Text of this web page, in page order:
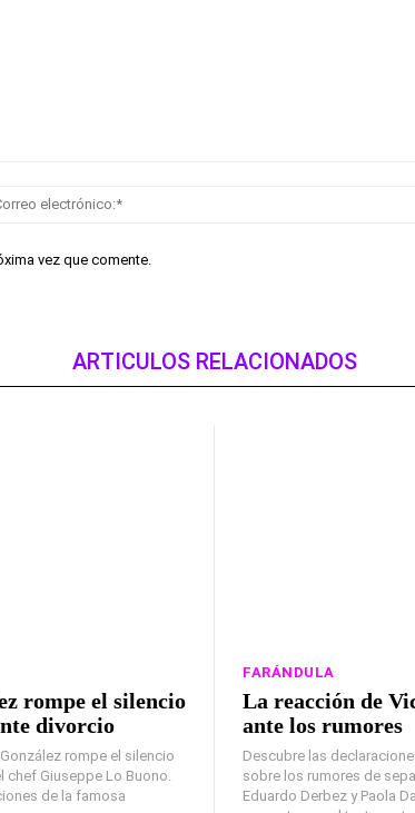
vez que comente.
ARTICULOS RELACIONADOS
rompe el silencio
divorcio
rompe el silencio
chef Giuseppe Lo Buono.
de la famosa
FARÁNDULA
La reacción de
ante los rumores
Descubre las
sobre los rumores de
Eduardo Derbez y Paola